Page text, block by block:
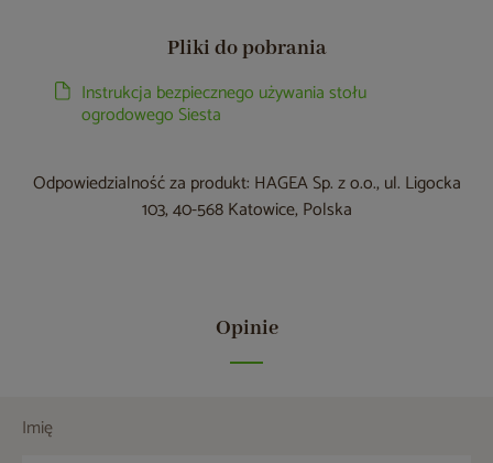
Pliki do pobrania
Instrukcja bezpiecznego używania stołu
ogrodowego Siesta
Odpowiedzialność za produkt: HAGEA Sp. z o.o., ul. Ligocka
103, 40-568 Katowice, Polska
Opinie
Imię